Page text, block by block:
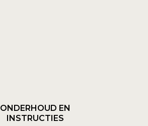
ONDERHOUD EN
INSTRUCTIES